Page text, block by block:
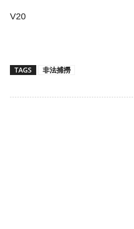
V20
TAGS 非法捕撈